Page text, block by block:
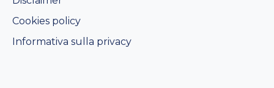
Cookies policy
Informativa sulla privacy